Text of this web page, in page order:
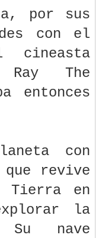
por sus
con el
cineasta
The
entonces
con
revive
en
la
nave